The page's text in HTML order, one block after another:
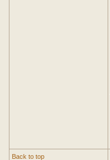
Back to top